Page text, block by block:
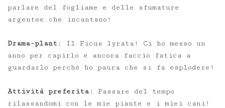
parlare del fogliame e delle sfumature
argentee che incantano!
Drama-plant : Il Ficus lyrata! Ci ho messo un
anno per capirlo e ancora faccio fatica a
guardarlo perché ho paura che si fa esplodere!
Attività preferita : Passare del tempo
rilassandomi con le mie piante e i miei cani!